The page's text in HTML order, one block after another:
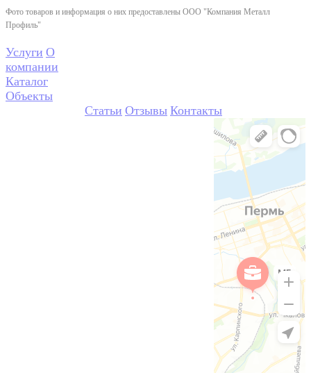
Фото товаров и информация о них предоставлены ООО "Компания Металл
Профиль"
Услуги О
компании
Каталог
Объекты
Статьи Отзывы Контакты